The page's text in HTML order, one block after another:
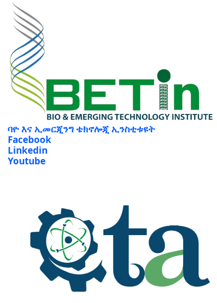
ባዮ እና ኢመርጂንግ ቴክኖሎጂ ኢንስቲቱዩት
Facebook
Linkedin
Youtube